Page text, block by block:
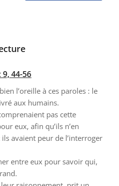
9, 44-56
l’oreille à ces paroles : le
aux humains.
pas cette
eux, afin qu’ils n’en
avaient peur de l’interroger
entre eux pour savoir qui,